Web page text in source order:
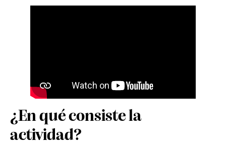
¿En qué consiste la
actividad?